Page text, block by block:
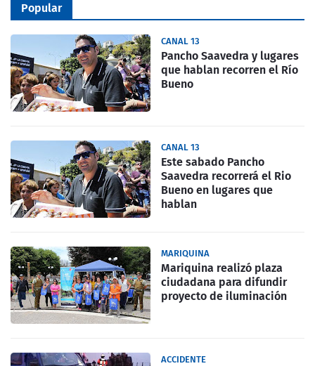
Popular
CANAL 13
Pancho Saavedra y lugares
que hablan recorren el Río
Bueno
CANAL 13
Este sabado Pancho
Saavedra recorrerá el Rio
Bueno en lugares que
hablan
MARIQUINA
Mariquina realizó plaza
ciudadana para difundir
proyecto de iluminación
ACCIDENTE